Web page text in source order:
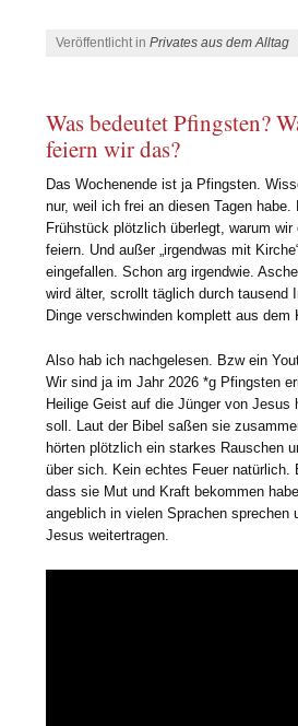
Veröffentlicht inPrivates aus dem Alltag
Was bedeutet Pfingsten?
feiern wir das?
Das Wochenende ist ja Pfingsten.
nur, weil ich frei an diesen Tagen habe.
Frühstück plötzlich überlegt, warum
feiern. Und außer „irgendwas mit
eingefallen. Schon arg irgendwie.
wird älter, scrollt täglich durch tausend
Dinge verschwinden komplett aus dem
Also hab ich nachgelesen. Bzw ein
Wir sind ja im Jahr 2026 *g Pfingsten
Heilige Geist auf die Jünger von Jesus
soll. Laut der Bibel saßen sie
hörten plötzlich ein starkes Rauschen
über sich. Kein echtes Feuer natürlich.
dass sie Mut und Kraft bekommen
angeblich in vielen Sprachen sprechen
Jesus weitertragen.